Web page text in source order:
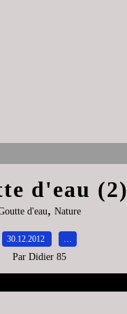
d'eau (2)
d'eau, Nature
30.12.2012 …
Par Didier 85